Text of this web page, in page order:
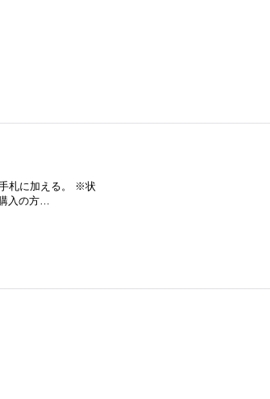
札に加える。 ※状
入の方…